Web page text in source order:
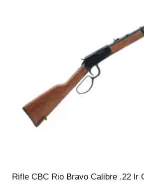
Rifle CBC Rio Bravo Calibre .22 lr